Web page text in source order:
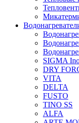
SIGMA
DRY
VITA
DELTA
FUSTO
TINO SS
ALFA